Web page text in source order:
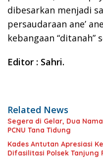
dibesarkan menjadi
persaudaraan ane’
kebangaan “ditanah”
Editor : Sahri.
Related News
Segera di Gelar, Dua
PCNU Tana Tidung
Kades Antutan Apresiasi
Difasilitasi Polsek Tanjung